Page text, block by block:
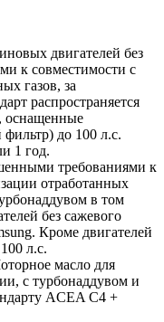
двигателей без
к совместимости с
газов, за
распространяется
оснащенные
до 100 л.с.
1 год.
требованиями к
отработанных
в том
без сажевого
Кроме двигателей
л.с.
масло для
с турбонаддувом и
ACEA C4 +